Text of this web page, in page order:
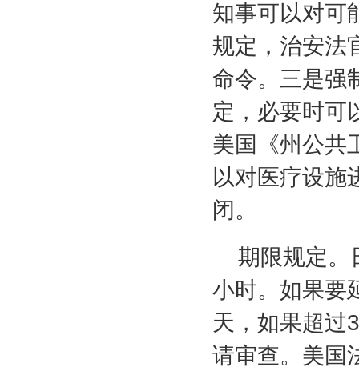
知事可以对可
规定，治安法
命令。三是强
定，必要时可
美国《州公共
以对医疗设施
闭。
期限规定。
小时。如果要
天，如果超过
请审查。美国